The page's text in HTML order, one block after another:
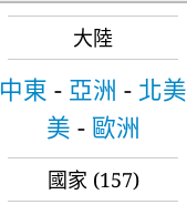
大陸
中東 - 亞洲 - 北美
美 - 歐洲
國家 (157)